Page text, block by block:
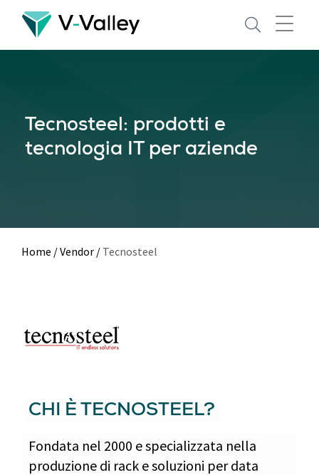
Skip
main
Tecnosteel: prodotti e
tecnologia IT per aziende
Home /Vendor / Tecnosteel
CHI È TECNOSTEEL?
Fondata nel 2000 e specializzata nella
produzione di rack e soluzioni per data